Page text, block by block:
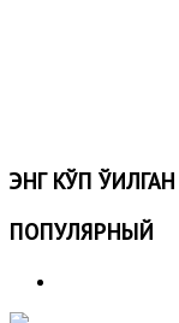
ЭНГ КЎП
ПОПУЛЯРНЫЙ